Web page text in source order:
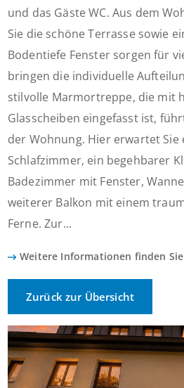
und das Gäste WC. Aus dem
Sie die schöne Terrasse sowie
Bodentiefe Fenster sorgen für
bringen die individuelle
stilvolle Marmortreppe, die mit
Glasscheiben eingefasst ist,
der Wohnung. Hier erwartet Sie
Schlafzimmer, ein begehbarer
Badezimmer mit Fenster,
weiterer Balkon mit einem
Ferne. Zur...
Weitere Informationen finden
Zurück zur Übersicht